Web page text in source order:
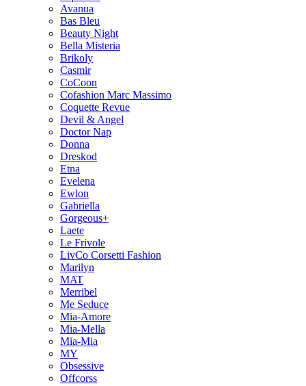
Avanua
Bas Bleu
Beauty Night
Bella Misteria
Brikoly
Casmir
CoCoon
Cofashion Marc Massimo
Coquette Revue
Devil & Angel
Doctor Nap
Donna
Dreskod
Etna
Evelena
Ewlon
Gabriella
Gorgeous+
Laete
Le Frivole
LivCo Corsetti Fashion
Marilyn
MAT
Merribel
Me Seduce
Mia-Amore
Mia-Mella
Mia-Mia
MY
Obsessive
Offcorss